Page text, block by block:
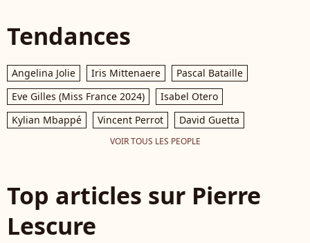
Tendances
Angelina Jolie Iris Mittenaere
Pascal Bataille
Eve Gilles (Miss France 2024)
Isabel Otero
Kylian Mbappé
Vincent Perrot David Guetta
VOIR TOUS LES PEOPLE
Top articles sur Pierre
Lescure